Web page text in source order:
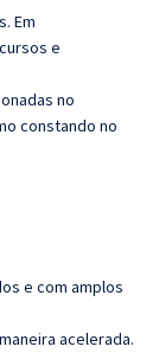
. Em
e
no
constando no
e com amplos
acelerada.